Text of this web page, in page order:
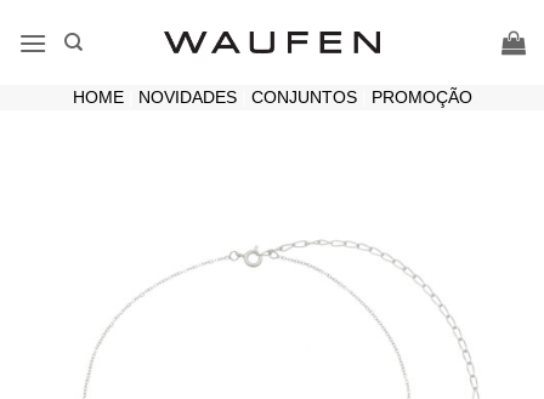
HOME| NOVIDADES| CONJUNTOS| PROMOÇÃO